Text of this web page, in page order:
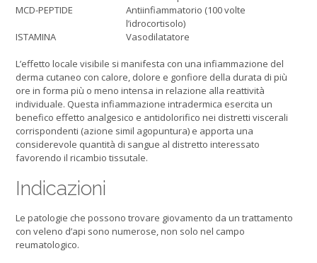
MCD-PEPTIDE
Antiinfiammatorio (100 volte
l’idrocortisolo)
ISTAMINA
Vasodilatatore
L’effetto locale visibile si manifesta con una infiammazione del
derma cutaneo con calore, dolore e gonfiore della durata di più
ore in forma più o meno intensa in relazione alla reattività
individuale. Questa infiammazione intradermica esercita un
benefico effetto analgesico e antidolorifico nei distretti viscerali
corrispondenti (azione simil agopuntura) e apporta una
considerevole quantità di sangue al distretto interessato
favorendo il ricambio tissutale.
Indicazioni
Le patologie che possono trovare giovamento da un trattamento
con veleno d’api sono numerose, non solo nel campo
reumatologico.